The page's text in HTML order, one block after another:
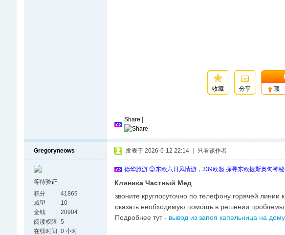
收藏 分享 顶
Share
Gregoryneows
等待验证
积分
41869
威望
10
金钱
20904
阅读权限 5
在线时间 0 小时
发表于 2026-6-12 22:14 只看该作者
德华旅游 😊东欧六日风情游，339欧起 探寻东欧捷斯奥匈神
Клиника Частный Мед
звоните круглосуточно по телефону горячей
оказать необходимую помощь в решении проблемы
Подробнее тут - вывод из запоя капельница на